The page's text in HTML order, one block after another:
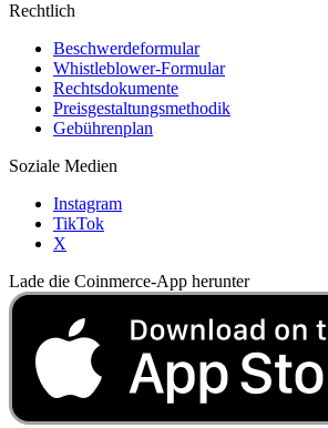
Rechtlich
Beschwerdeformular
Whistleblower-Formular
Rechtsdokumente
Preisgestaltungsmethodik
Gebührenplan
Soziale Medien
Instagram
TikTok
X
Lade die Coinmerce-App herunter